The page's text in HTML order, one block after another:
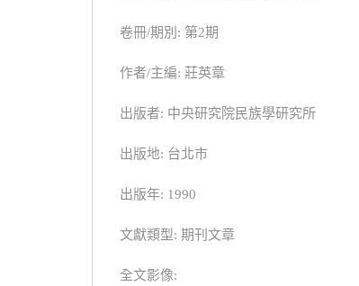
卷冊/期別: 第2期
作者/主編: 莊英章
出版者: 中央研究院民族學研究所
出版地: 台北市
出版年: 1990
文獻類型: 期刊文章
全文影像: